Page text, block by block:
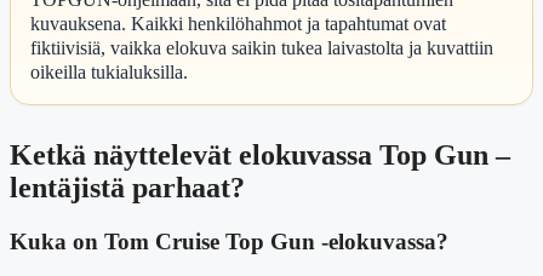
kuvauksena. Kaikki henkilöhahmot ja tapahtumat ovat
fiktiivisiä, vaikka elokuva saikin tukea laivastolta ja kuvattiin
oikeilla tukialuksilla.
Ketkä näyttelevät elokuvassa Top Gun –
lentäjistä parhaat?
Kuka on Tom Cruise Top Gun -elokuvassa?